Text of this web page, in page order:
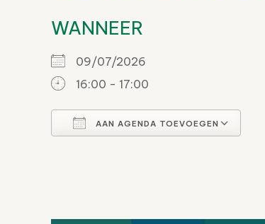
WANNEER
09/07/2026
16:00 - 17:00
AAN AGENDA TOEVOEGEN